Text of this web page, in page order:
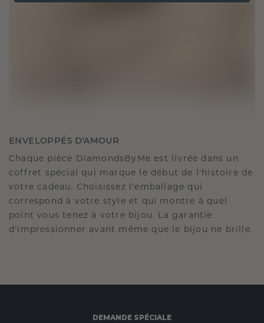
ENVELOPPÉS D'AMOUR
Chaque pièce DiamondsByMe est livrée dans un
coffret spécial qui marque le début de l'histoire de
votre cadeau. Choisissez l'emballage qui
correspond à votre style et qui montre à quel
point vous tenez à votre bijou. La garantie
d'impressionner avant même que le bijou ne brille.
DEMANDE SPÉCIALE